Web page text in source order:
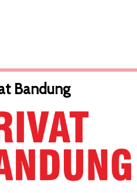
Bandung